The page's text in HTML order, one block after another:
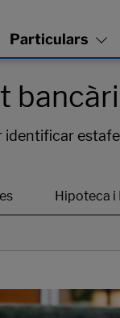
identificar